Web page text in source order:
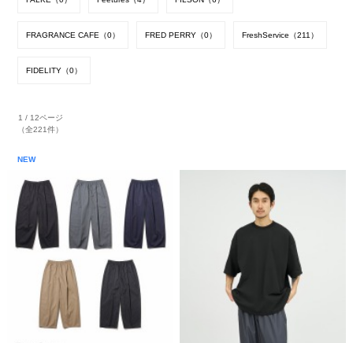
FRAGRANCE CAFE（0） FRED PERRY（0） FreshService（211）
FIDELITY（0）
1 / 12ページ
（全221件）
NEW